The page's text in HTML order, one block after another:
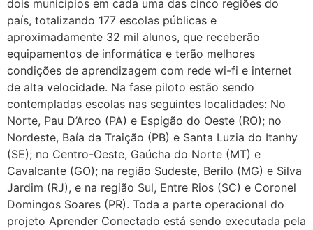
dois municípios em cada uma das cinco regiões do
país, totalizando 177 escolas públicas e
aproximadamente 32 mil alunos, que receberão
equipamentos de informática e terão melhores
condições de aprendizagem com rede wi-fi e internet
de alta velocidade. Na fase piloto estão sendo
contempladas escolas nas seguintes localidades: No
Norte, Pau D’Arco (PA) e Espigão do Oeste (RO); no
Nordeste, Baía da Traição (PB) e Santa Luzia do Itanhy
(SE); no Centro-Oeste, Gaúcha do Norte (MT) e
Cavalcante (GO); na região Sudeste, Berilo (MG) e Silva
Jardim (RJ), e na região Sul, Entre Rios (SC) e Coronel
Domingos Soares (PR). Toda a parte operacional do
projeto Aprender Conectado está sendo executada pela